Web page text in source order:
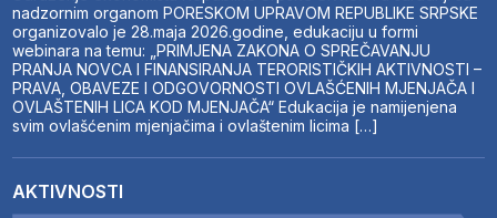
nadzornim organom PORESKOM UPRAVOM REPUBLIKE SRPSKE
organizovalo je 28.maja 2026.godine, edukaciju u formi
webinara na temu: „PRIMJENA ZAKONA O SPREČAVANJU
PRANJA NOVCA I FINANSIRANJA TERORISTIČKIH AKTIVNOSTI –
PRAVA, OBAVEZE I ODGOVORNOSTI OVLAŠĆENIH MJENJAČA I
OVLAŠTENIH LICA KOD MJENJAČA“ Edukacija je namijenjena
svim ovlašćenim mjenjačima i ovlaštenim licima […]
AKTIVNOSTI